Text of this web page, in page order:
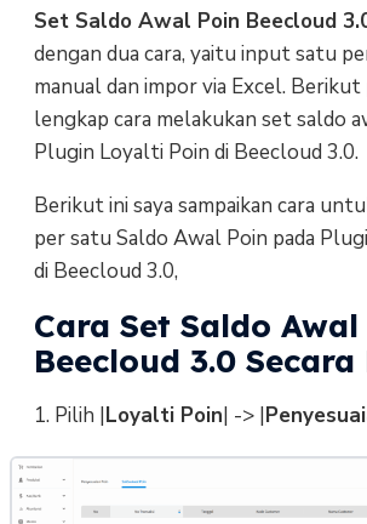
Set Saldo Awal Poin Beecloud
dengan dua cara, yaitu input satu
manual dan impor via Excel. Berikut
lengkap cara melakukan set saldo
Plugin Loyalti Poin di Beecloud 3.0.
Berikut ini saya sampaikan cara
per satu Saldo Awal Poin pada
di Beecloud 3.0,
Cara Set Saldo
Beecloud 3.0
1. Pilih |Loyalti Poin| -> |